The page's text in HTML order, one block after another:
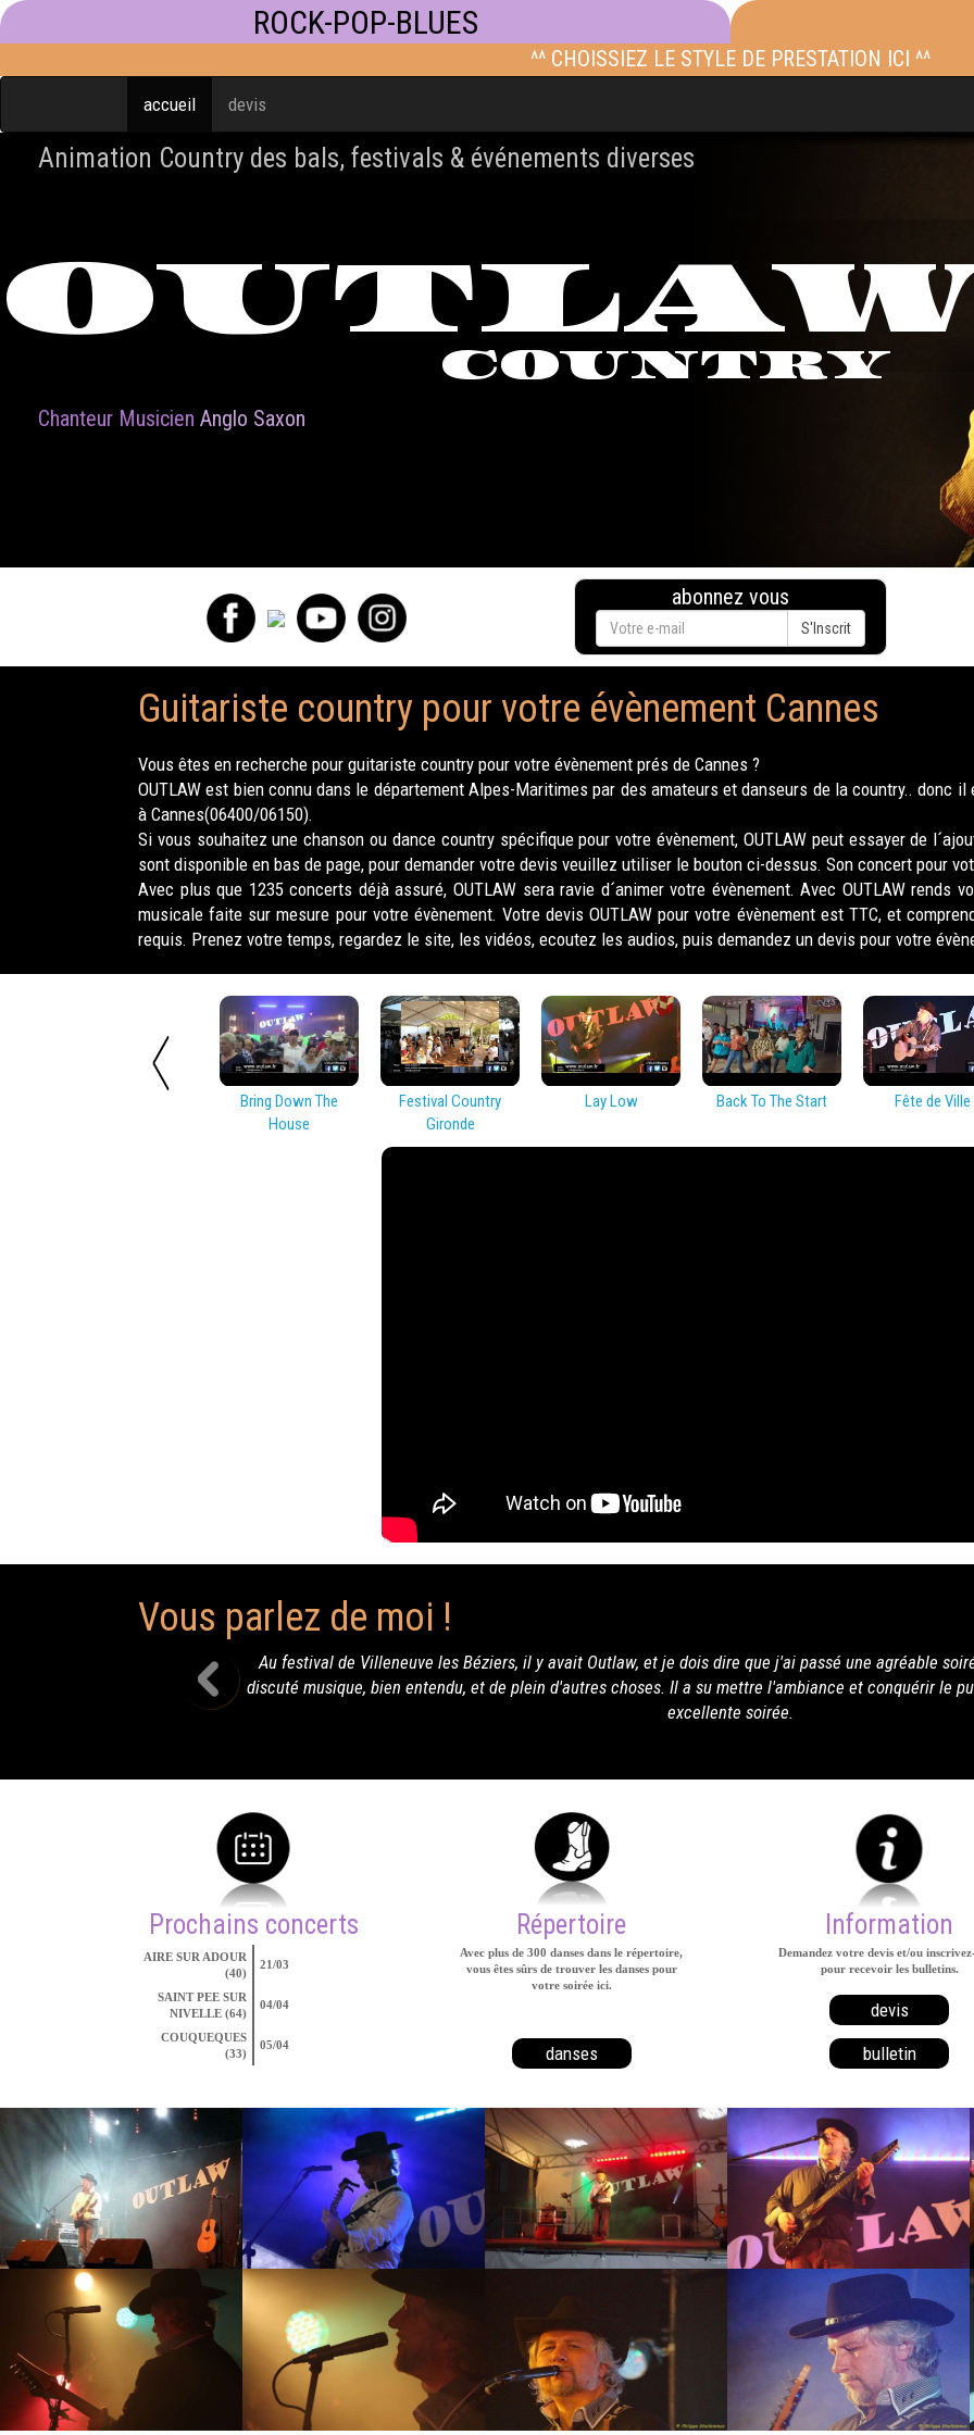
ROCK-POP-BLUES
^^ CHOISSIEZ LE STYLE DE PRESTATION ICI ^^
accueil devis
Animation Country des bals, festivals & événements diverses
COUNTRY
Chanteur Musicien Anglo Saxon
abonnez vous
S'Inscrit
Guitariste country pour votre évènement Cannes
Vous êtes en recherche pour guitariste country pour votre évènement prés de Cannes ?
OUTLAW est bien connu dans le département Alpes-Maritimes par des amateurs et danseurs de la country.. donc
à Cannes(06400/06150).
Si vous souhaitez une chanson ou dance country spécifique pour votre évènement, OUTLAW peut essayer de
sont disponible en bas de page, pour demander votre devis veuillez utiliser le bouton ci-dessus. Son concert pour
Avec plus que 1235 concerts déjà assuré, OUTLAW sera ravie d´animer votre évènement. Avec OUTLAW rends
musicale faite sur mesure pour votre évènement. Votre devis OUTLAW pour votre évènement est TTC, et
requis. Prenez votre temps, regardez le site, les vidéos, ecoutez les audios, puis demandez un devis pour votre
Bring Down The
House
Festival Country
Gironde
Lay Low Back To The Start Fête de Ville
Vous parlez de moi !
les Béziers, il y avait Outlaw, et je dois dire que j'ai passé une agréable soirée en sa compagnie. Nous avons
entendu, et de plein d'autres choses. Il a su mettre l'ambiance et conquérir le public et les danseurs. Pour moi une
Prochains concerts
AIRE SUR ADOUR
(40)
21/03
SAINT PEE SUR
NIVELLE (64)
04/04
COUQUEQUES
(33)
05/04
Répertoire
Avec plus de 300 danses dans le répertoire,
vous êtes sûrs de trouver les danses pour
votre soirée ici.
danses
Information
Demandez votre devis et/ou
pour recevoir les bulletins.
devis
bulletin